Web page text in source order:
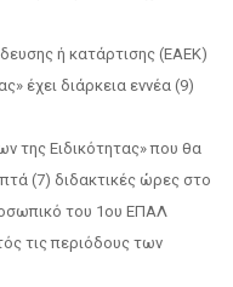
ή κατάρτισης (ΕΑΕΚ)
έχει διάρκεια εννέα (9)
της Ειδικότητας» που θα
(7) διδακτικές ώρες στο
του 1ου ΕΠΑΛ
τις περιόδους των